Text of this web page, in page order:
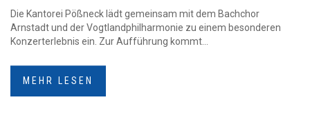
Die Kantorei Pößneck lädt gemeinsam mit dem Bachchor
Arnstadt und der Vogtlandphilharmonie zu einem besonderen
Konzerterlebnis ein. Zur Aufführung kommt...
MEHR LESEN